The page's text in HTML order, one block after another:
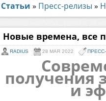
Статьи » Пресс-релизы »
Новые времена, все
RADIUS 28 MAR 2022
получения
и